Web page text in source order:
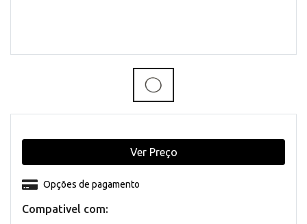
Compativel com:
Opções de pagamento
Ver Preço